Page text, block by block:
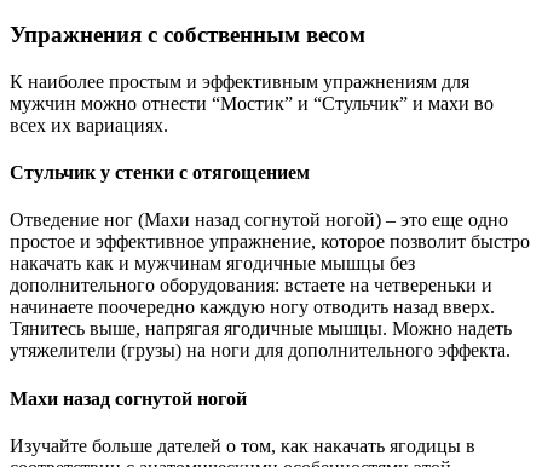
Упражнения с собственным весом
К наиболее простым и эффективным упражнениям для
мужчин можно отнести “Мостик” и “Стульчик” и махи во
всех их вариациях.
Стульчик у стенки с отягощением
Отведение ног (Махи назад согнутой ногой) – это еще одно
простое и эффективное упражнение, которое позволит быстро
накачать как и мужчинам ягодичные мышцы без
дополнительного оборудования: встаете на четвереньки и
начинаете поочередно каждую ногу отводить назад вверх.
Тянитесь выше, напрягая ягодичные мышцы. Можно надеть
утяжелители (грузы) на ноги для дополнительного эффекта.
Махи назад согнутой ногой
Изучайте больше дателей о том, как накачать ягодицы в